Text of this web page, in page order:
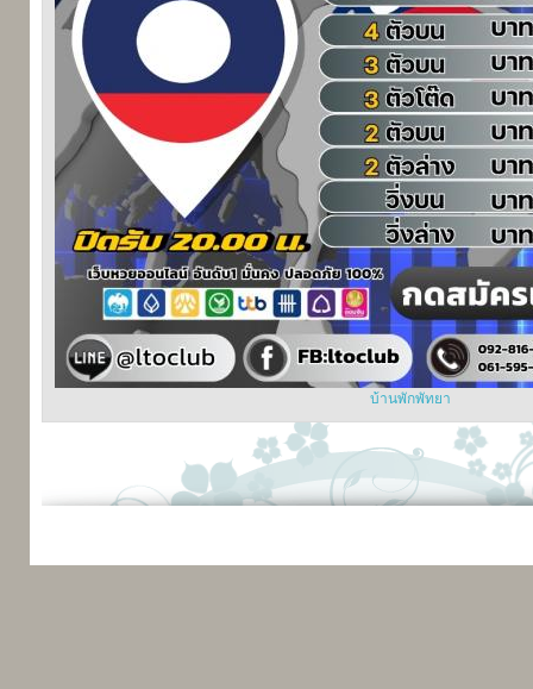
บ้านพักพัทยา